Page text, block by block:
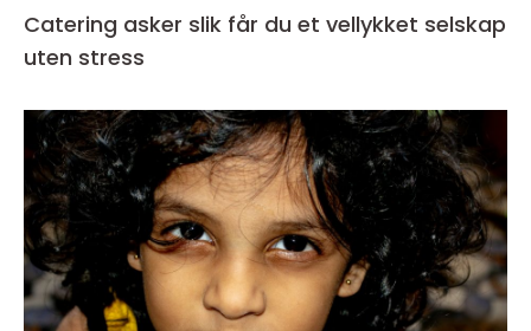
Catering asker slik får du et vellykket selskap
uten stress